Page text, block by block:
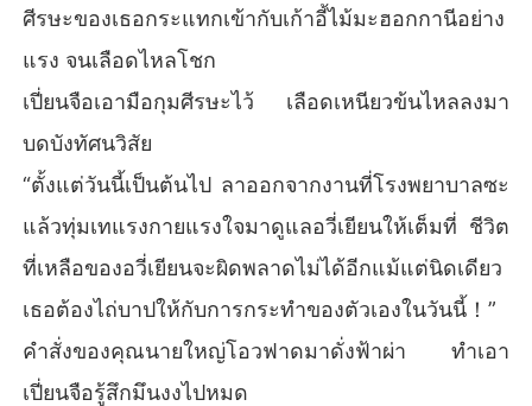
ศีรษะของเธอกระแทกเข้ากับเก้าอี้ไม้มะฮอกกานีอย่าง
แรง จนเลือดไหลโชก
เปี่ยนจือเอามือกุมศีรษะไว้ เลือดเหนียวข้นไหลลงมา
บดบังทัศนวิสัย
“ตั้งแต่วันนี้เป็นต้นไป ลาออกจากงานที่โรงพยาบาลซะ
แล้วทุ่มเทแรงกายแรงใจมาดูแลอวี่เยียนให้เต็มที่ ชีวิต
ที่เหลือของอวี่เยียนจะผิดพลาดไม่ได้อีกแม้แต่นิดเดียว
เธอต้องไถ่บาปให้กับการกระทำของตัวเองในวันนี้！”
คำสั่งของคุณนายใหญ่โอวฟาดมาดั่งฟ้าผ่า ทำเอา
เปี่ยนจือรู้สึกมึนงงไปหมด